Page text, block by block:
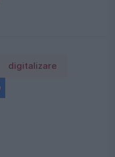
digitalizare